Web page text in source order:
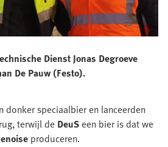
Dienst Jonas Degroeve
De Pauw (Festo).
donker speciaalbier en lanceerden
terwijl de DeuSeen bier is dat we
produceren.